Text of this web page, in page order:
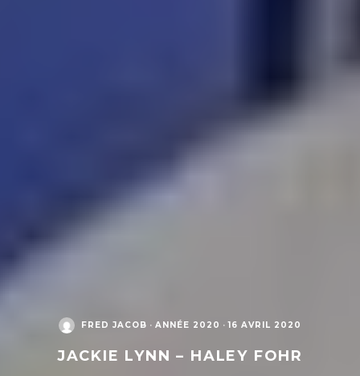
FRED JACOB · ANNÉE 2020 · 16 AVRIL 2020
JACKIE LYNN – HALEY FOHR